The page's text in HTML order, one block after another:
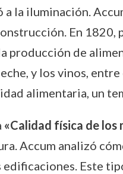
la iluminación.
En 1820,
producción de
y los vinos,
alimentaria, un
«Calidad física de
Accum analizó
Este